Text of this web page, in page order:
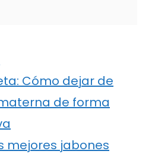
Cómo dejar de
de forma
mejores jabones